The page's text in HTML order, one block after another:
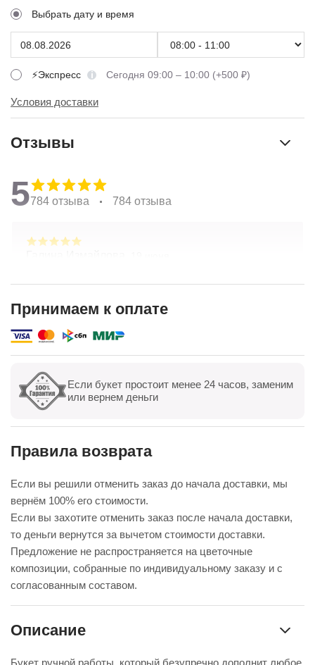
Выбрать дату и время
⚡Экспресс Сегодня 09:00 – 10:00 (+500 ₽)
Условия доставки
Отзывы
5784 отзыва 784 отзыва
городе, заказываю через приложение. Всегда
доставка. Огромное спасибо за настроение
Показать все Оставить отзыв
Принимаем к оплате
Если букет простоит менее 24 часов, заменим
или вернем деньги
Правила возврата
Если вы решили отменить заказ до начала доставки, мы
вернём 100% его стоимости.
Если вы захотите отменить заказ после начала доставки,
то деньги вернутся за вычетом стоимости доставки.
Предложение не распространяется на цветочные
композиции, собранные по индивидуальному заказу и с
согласованным составом.
Описание
Букет ручной работы, который безупречно дополнит любое